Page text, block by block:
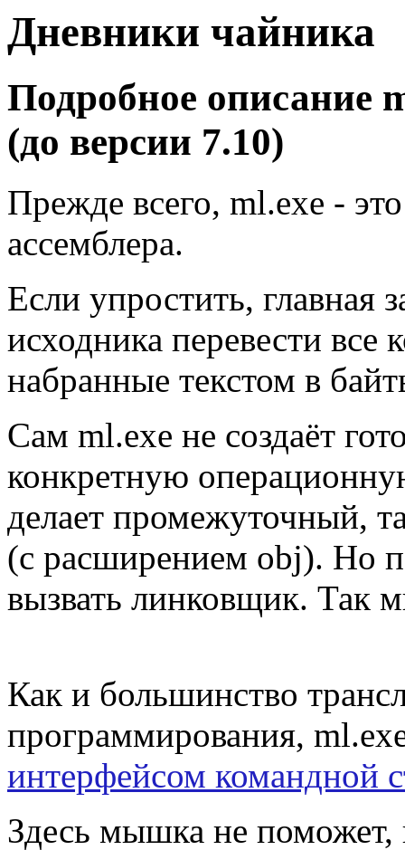
Дневники чайника
Подробное описание
(до версии 7.10)
Прежде всего, ml.exe -
ассемблера.
Если упростить, главная
исходника перевести
набранные текстом в
Сам ml.exe не создаёт
конкретную
делает промежуточный,
(с расширением obj). Но
вызвать линковщик. Так
Как и большинство
программирования,
интерфейсом командной
Здесь мышка не поможет,